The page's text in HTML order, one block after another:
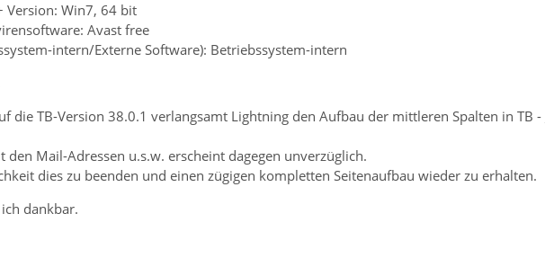
Version: Win7, 64 bit
Avast free
intern/Externe Software): Betriebssystem-intern
die TB-Version 38.0.1 verlangsamt Lightning den Aufbau der mittleren Spalten in TB -
den Mail-Adressen u.s.w. erscheint dagegen unverzüglich.
dies zu beenden und einen zügigen kompletten Seitenaufbau wieder zu erhalten.
dankbar.